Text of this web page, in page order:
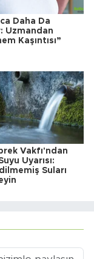
Daha Da
Uzmandan
Kaşıntısı”
Vakfı'ndan
Uyarısı:
Suları